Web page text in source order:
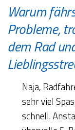
Warum
Probleme,
dem Rad
Naja,
sehr viel
schnell.